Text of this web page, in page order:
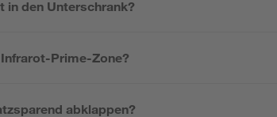
in den Unterschrank?
Prime-Zone?
abklappen?